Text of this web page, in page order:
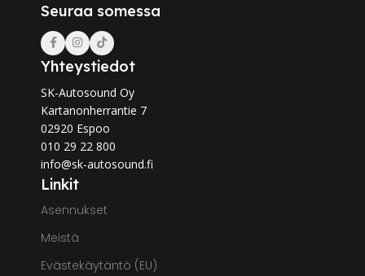
Seuraa somessa
Yhteystiedot
SK-Autosound Oy
Kartanonherrantie 7
02920 Espoo
010 29 22 800
info@sk-autosound.fi
Linkit
Asennukset
Meistä
Evästekäytäntö (EU)